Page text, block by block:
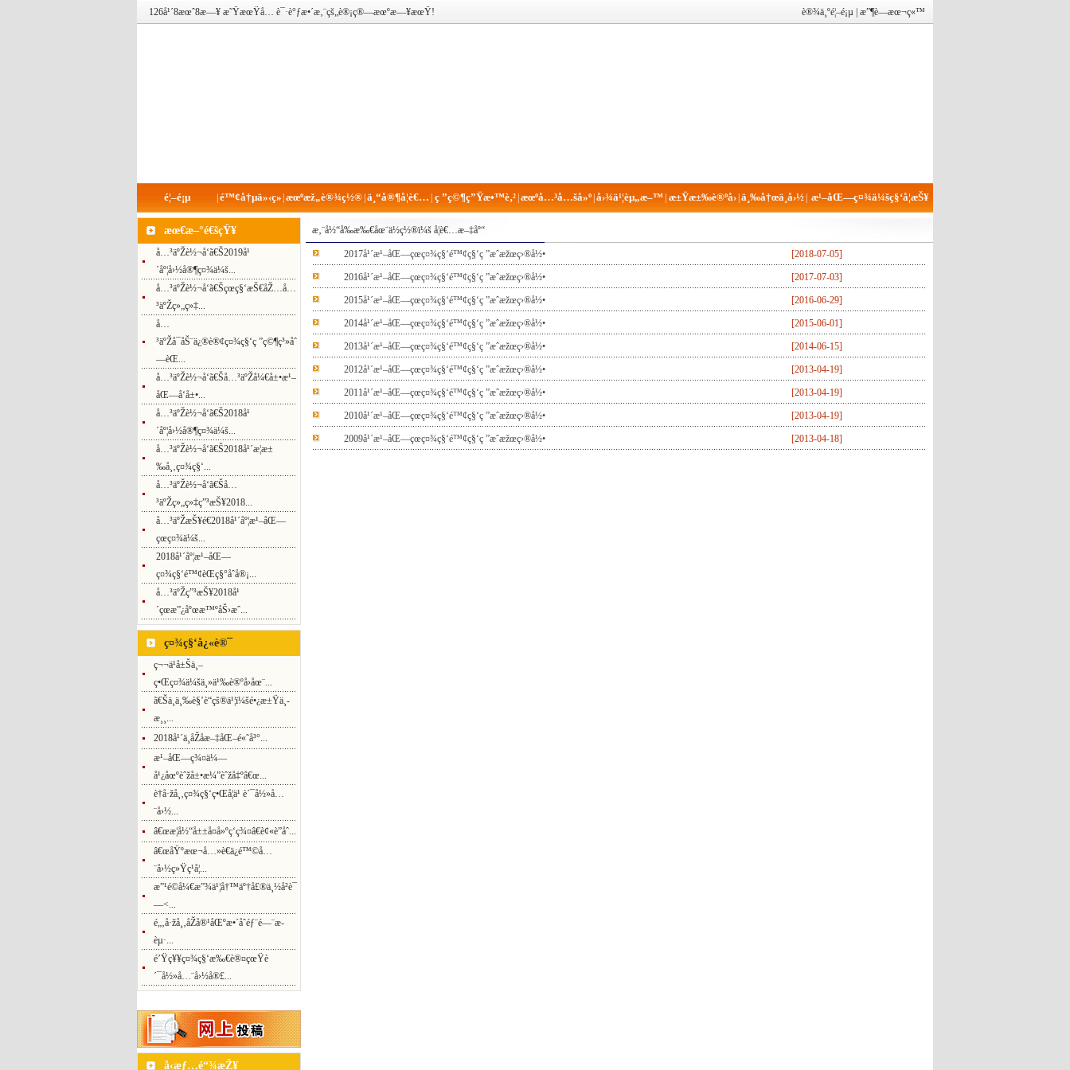
126å¹´8æœˆ8æ—¥ æ˜ŸæœŸå…­ è¯·è°ƒæ•´æ‚¨çš„è®¡ç®—æœºæ—¥æœŸ! è®¾ä¸ºé¦–é¡µ æ”¶è—æœ¬ç«™
é¦–é¡µ é™¢å†µä»‹ç» æœºæž„è®¾ç½® ä¸“å®¶å­¦è€… ç ”ç©¶ç”Ÿæ•™è‚² æœºå…³å…šå»º å›¾ä¹¦èµ„æ–™ æ±Ÿæ±‰è®ºå› ä¸‰å†œä¸­å›½ æ¹–åŒ—ç¤¾ä¼šç§‘å­¦æŠ¥
æœ€æ–°é€šçŸ¥
å…³äºŽè½¬å‘ã€Š2019å¹
´åº¦å›½å®¶ç¤¾ä¼š...
å…³äºŽè½¬å‘ã€Šçœç§‘æŠ€åŽ…å…
³äºŽç»„ç»‡...
å…
³äºŽå¯åŠ¨ä¿®è®¢ç¤¾ç§‘ç ”ç©¶ç³»åˆ
—èŒ...
å…³äºŽè½¬å‘ã€Šå…³äºŽå¼€å±•æ¹–
åŒ—å‘å±•...
å…³äºŽè½¬å‘ã€Š2018å¹
´åº¦å›½å®¶ç¤¾ä¼š...
å…³äºŽè½¬å‘ã€Š2018å¹´æ­¦æ±
‰å¸‚ç¤¾ç§‘...
å…³äºŽè½¬å‘ã€Šå…
³äºŽç»„ç»‡ç”³æŠ¥2018...
å…³äºŽæŠ¥é€2018å¹´åº¦æ¹–åŒ—
çœç¤¾ä¼š...
2018å¹´åº¦æ¹–åŒ—
ç¤¾ç§‘é™¢èŒç§°åˆå®¡...
å…³äºŽç”³æŠ¥2018å¹
´çœæ”¿åºœæ™ºåŠ›æˆ...
ç¤¾ç§‘å¿«è®¯
ç¬¬ä¹å±Šä¸–
ç•Œç¤¾ä¼šä¸»ä¹‰è®ºå›åœ¨...
ã€Šä¸­ä¸‰è§’è“çš®ä¹¦ï¼šé•¿æ±Ÿä¸­
æ¸¸...
2018å¹´ä¸­åŽå­æ–‡åŒ–é«˜å³°...
æ¹–åŒ—ç¾¤ä¼—
å¹¿åœºèˆžå±•æ¼”èˆžå‡ºâ€œ...
è†å·žå¸‚ç¤¾ç§‘ç•Œå­¦ä¹ è´¯å½»å…
¨å›½...
â€œæ­¦å½“å±±å¤å»ºç­‘ç¾¤â€è¢«è”åˆ...
â€œåŸºæœ¬å…»è€ä¿é™©å…
¨å›½ç»Ÿç­¹å­¦...
æ”¹é©å¼€æ”¾ä¹¦å†™äº†å£®ä¸½å²è¯
—<...
é„‚å·žå¸‚åŽå®¹åŒºæ•´åˆéƒ¨é—¨æ­
èµ·...
é’Ÿç¥¥ç¤¾ç§‘æ‰€è®¤çœŸè
´¯å½»å…¨å›½å®£...
å‹æƒ…é“¾æŽ¥
æ‚¨å½“å‰æ‰€åœ¨ä½ç½®ï¼š å­¦è€…æ–‡åº“
2017å¹´æ¹–åŒ—çœç¤¾ç§‘é™¢ç§‘ç ”æˆæžœç›®å½• [2018-07-05]
2016å¹´æ¹–åŒ—çœç¤¾ç§‘é™¢ç§‘ç ”æˆæžœç›®å½• [2017-07-03]
2015å¹´æ¹–åŒ—çœç¤¾ç§‘é™¢ç§‘ç ”æˆæžœç›®å½• [2016-06-29]
2014å¹´æ¹–åŒ—çœç¤¾ç§‘é™¢ç§‘ç ”æˆæžœç›®å½• [2015-06-01]
2013å¹´æ¹–åŒ—çœç¤¾ç§‘é™¢ç§‘ç ”æˆæžœç›®å½• [2014-06-15]
2012å¹´æ¹–åŒ—çœç¤¾ç§‘é™¢ç§‘ç ”æˆæžœç›®å½• [2013-04-19]
2011å¹´æ¹–åŒ—çœç¤¾ç§‘é™¢ç§‘ç ”æˆæžœç›®å½• [2013-04-19]
2010å¹´æ¹–åŒ—çœç¤¾ç§‘é™¢ç§‘ç ”æˆæžœç›®å½• [2013-04-19]
2009å¹´æ¹–åŒ—çœç¤¾ç§‘é™¢ç§‘ç ”æˆæžœç›®å½• [2013-04-18]